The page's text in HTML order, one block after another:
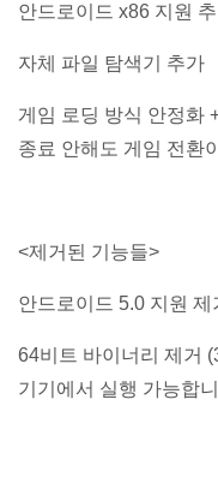
안드로이드 x86 지원
자체 파일 탐색기 추가
게임 로딩 방식 안정화
종료 안해도 게임 전환
<제거된 기능들>
안드로이드 5.0 지원 제
64비트 바이너리 제거
기기에서 실행 가능합